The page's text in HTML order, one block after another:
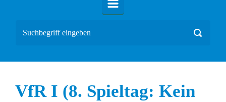
VfR I (8. Spieltag: Kein